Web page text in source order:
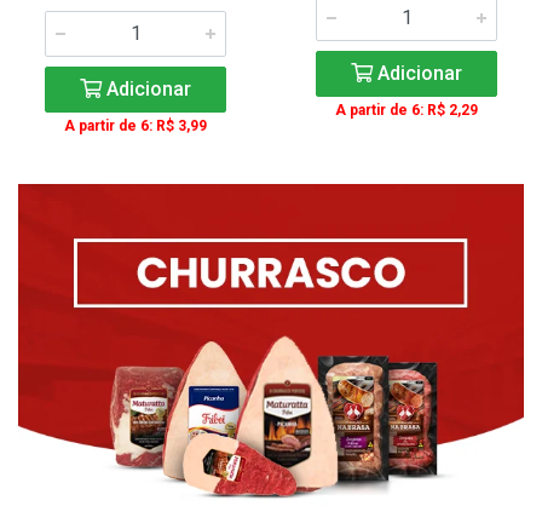
Adicionar
A partir de 6: R$ 3,99
Adicionar
A partir de 6: R$ 2,29